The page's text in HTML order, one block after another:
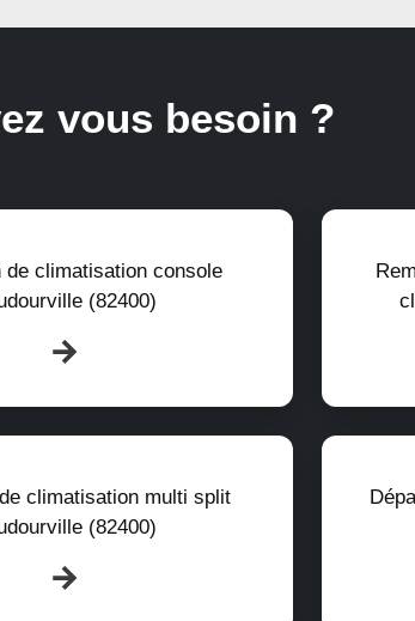
vous besoin ?
de climatisation console
(82400)
climatisation multi split
(82400)